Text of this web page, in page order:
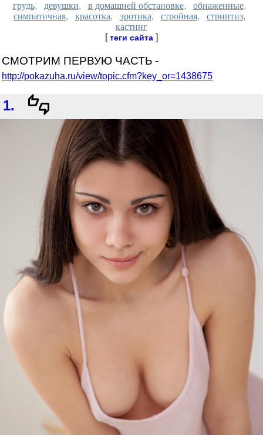
грудь, девушки, в домашней обстановке, обнаженные,
симпатичная, красотка, эротика, стройная, стриптиз,
кастинг
[теги сайта ]
СМОТРИМ ПЕРВУЮ ЧАСТЬ -
http://pokazuha.ru/view/topic.cfm?key_or=1438675
1.